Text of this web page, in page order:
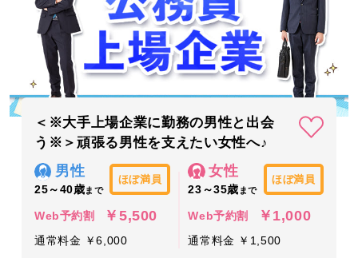
＜※大手上場企業に勤務の男性と出会
う※＞頑張る男性を支えたい女性へ♪
男性
25～40歳まで
ほぼ満員
Web予約割 ￥5,500
通常料金 ￥6,000
女性
23～35歳 まで
ほぼ満員
Web予約割 ￥1,000
通常料金 ￥1,500